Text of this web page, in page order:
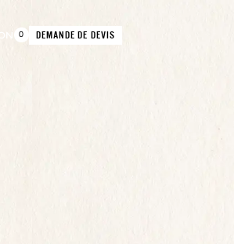
0 DEMANDE DE DEVIS